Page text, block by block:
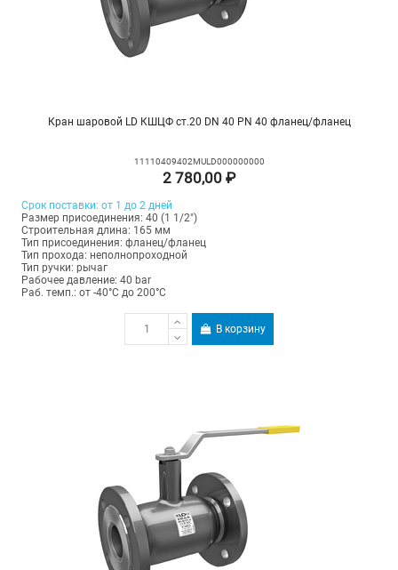
Кран шаровой LD КШЦФ ст.20 DN 40 PN 40 фланец/фланец
11110409402MULD000000000
2 780,00 ₽
Срок поставки: от 1 до 2 дней
Размер присоединения: 40 (1 1/2")
Строительная длина: 165 мм
Тип присоединения: фланец/фланец
Тип прохода: неполнопроходной
Тип ручки: рычаг
Рабочее давление: 40 bar
Раб. темп.: от -40°C до 200°C
В корзину